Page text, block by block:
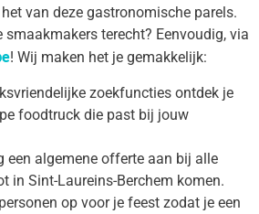
van deze gastronomische parels.
smaakmakers terecht? Eenvoudig, via
! Wij maken het je gemakkelijk:
zoekfuncties ontdek je
foodtruck die past bij jouw
een algemene offerte aan bij alle
in Sint-Laureins-Berchem komen.
op voor je feest zodat je een